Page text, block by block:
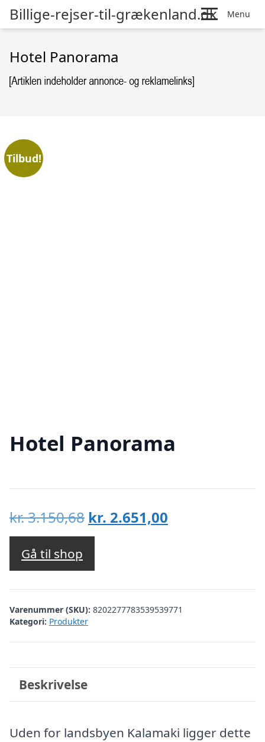
Billige-rejser-til-grækenland.dk Menu
Hotel Panorama
Tilbud!
Hotel Panorama
kr.3.150,68 Den
oprindelige
var:
kr. 3.150,68.
kr. 2.651,00
kr. 2.651,00.
Gå til shop
Varenummer (SKU): 8202277783539539771
Kategori: Produkter
Beskrivelse
Uden for landsbyen Kalamaki ligger dette